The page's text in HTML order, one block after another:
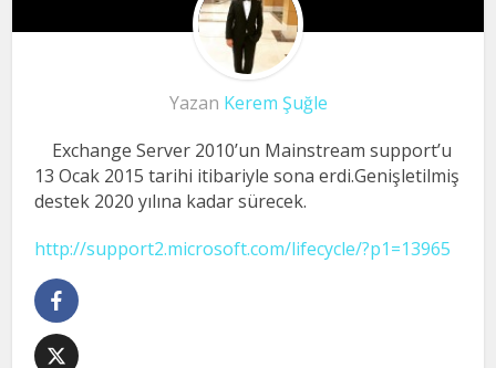
Yazan Kerem Şuğle
Exchange Server 2010’un Mainstream support’u
13 Ocak 2015 tarihi itibariyle sona erdi.Genişletilmiş
destek 2020 yılına kadar sürecek.
http://support2.microsoft.com/lifecycle/?p1=13965